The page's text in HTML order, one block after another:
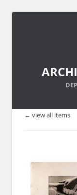
← view all items